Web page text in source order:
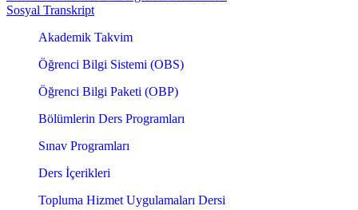
Sosyal Transkript
Akademik Takvim
Öğrenci Bilgi Sistemi (OBS)
Öğrenci Bilgi Paketi (OBP)
Bölümlerin Ders Programları
Sınav Programları
Ders İçerikleri
Topluma Hizmet Uygulamaları Dersi